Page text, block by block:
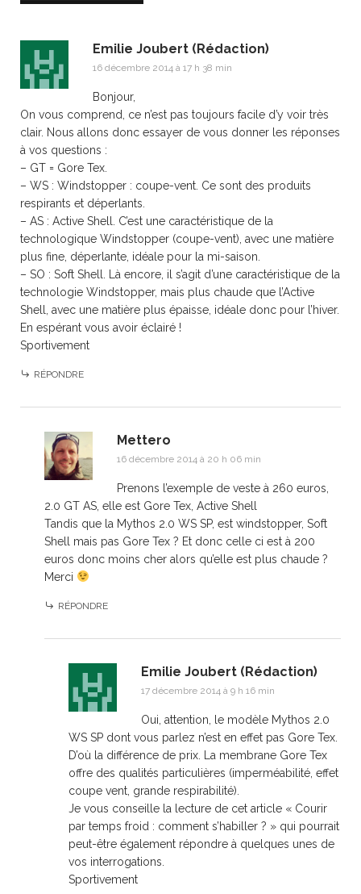
Emilie Joubert (Rédaction)
16 décembre 2014 à 17 h 38 min
Bonjour,
On vous comprend, ce n’est pas toujours facile d’y voir très
clair. Nous allons donc essayer de vous donner les réponses
à vos questions :
– GT = Gore Tex.
– WS : Windstopper : coupe-vent. Ce sont des produits
respirants et déperlants.
– AS : Active Shell. C’est une caractéristique de la
technologique Windstopper (coupe-vent), avec une matière
plus fine, déperlante, idéale pour la mi-saison.
– SO : Soft Shell. Là encore, il s’agit d’une caractéristique de la
technologie Windstopper, mais plus chaude que l’Active
Shell, avec une matière plus épaisse, idéale donc pour l’hiver.
En espérant vous avoir éclairé !
Sportivement
RÉPONDRE
Mettero
16 décembre 2014 à 20 h 06 min
Prenons l’exemple de veste à 260 euros,
2.0 GT AS, elle est Gore Tex, Active Shell
Tandis que la Mythos 2.0 WS SP, est windstopper, Soft
Shell mais pas Gore Tex ? Et donc celle ci est à 200
euros donc moins cher alors qu’elle est plus chaude ?
Merci
RÉPONDRE
Emilie Joubert (Rédaction)
17 décembre 2014 à 9 h 16 min
Oui, attention, le modèle Mythos 2.0
WS SP dont vous parlez n’est en effet pas Gore Tex.
D’où la différence de prix. La membrane Gore Tex
offre des qualités particulières (imperméabilité, effet
coupe vent, grande respirabilité).
Je vous conseille la lecture de cet article « Courir
par temps froid : comment s’habiller ? » qui pourrait
peut-être également répondre à quelques unes de
vos interrogations.
Sportivement